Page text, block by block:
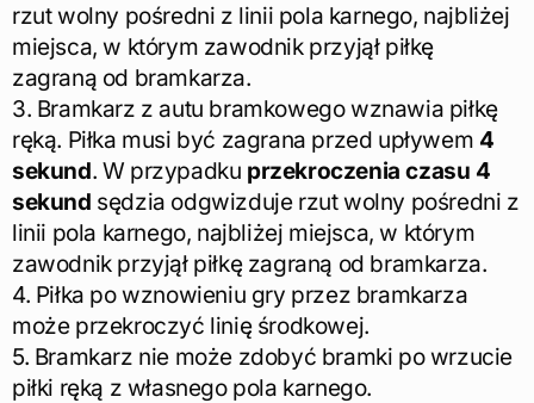
rzut wolny pośredni z linii pola karnego, najbliżej
miejsca, w którym zawodnik przyjął piłkę
zagraną od bramkarza.
3. Bramkarz z autu bramkowego wznawia piłkę
ręką. Piłka musi być zagrana przed upływem 4
sekund. W przypadku przekroczenia czasu 4
sekund sędzia odgwizduje rzut wolny pośredni z
linii pola karnego, najbliżej miejsca, w którym
zawodnik przyjął piłkę zagraną od bramkarza.
4. Piłka po wznowieniu gry przez bramkarza
może przekroczyć linię środkowej.
5. Bramkarz nie może zdobyć bramki po wrzucie
piłki ręką z własnego pola karnego.